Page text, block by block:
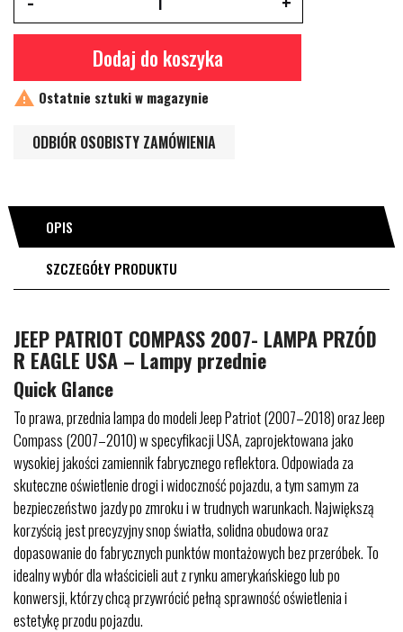
Dodaj do koszyka
 Ostatnie sztuki w magazynie
ODBIÓR OSOBISTY ZAMÓWIENIA
OPIS
SZCZEGÓŁY PRODUKTU
JEEP PATRIOT COMPASS 2007- LAMPA PRZÓD
R EAGLE USA – Lampy przednie
Quick Glance
To prawa, przednia lampa do modeli Jeep Patriot (2007–2018) oraz Jeep
Compass (2007–2010) w specyfikacji USA, zaprojektowana jako
wysokiej jakości zamiennik fabrycznego reflektora. Odpowiada za
skuteczne oświetlenie drogi i widoczność pojazdu, a tym samym za
bezpieczeństwo jazdy po zmroku i w trudnych warunkach. Największą
korzyścią jest precyzyjny snop światła, solidna obudowa oraz
dopasowanie do fabrycznych punktów montażowych bez przeróbek. To
idealny wybór dla właścicieli aut z rynku amerykańskiego lub po
konwersji, którzy chcą przywrócić pełną sprawność oświetlenia i
estetykę przodu pojazdu.